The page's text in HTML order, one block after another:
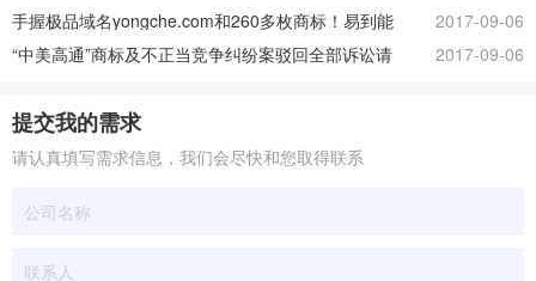
手握极品域名yongche.com和260多枚商标！易到能
否起死回生？
2017-09-06
“中美高通”商标及不正当竞争纠纷案驳回全部诉讼请
2017-09-06
提交我的需求
请认真填写需求信息，我们会尽快和您取得联系